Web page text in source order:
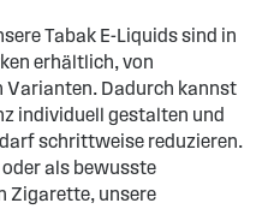
Tabak E-Liquids sind in
erhältlich, von
Varianten. Dadurch kannst
individuell gestalten und
schrittweise reduzieren.
als bewusste
Zigarette, unsere